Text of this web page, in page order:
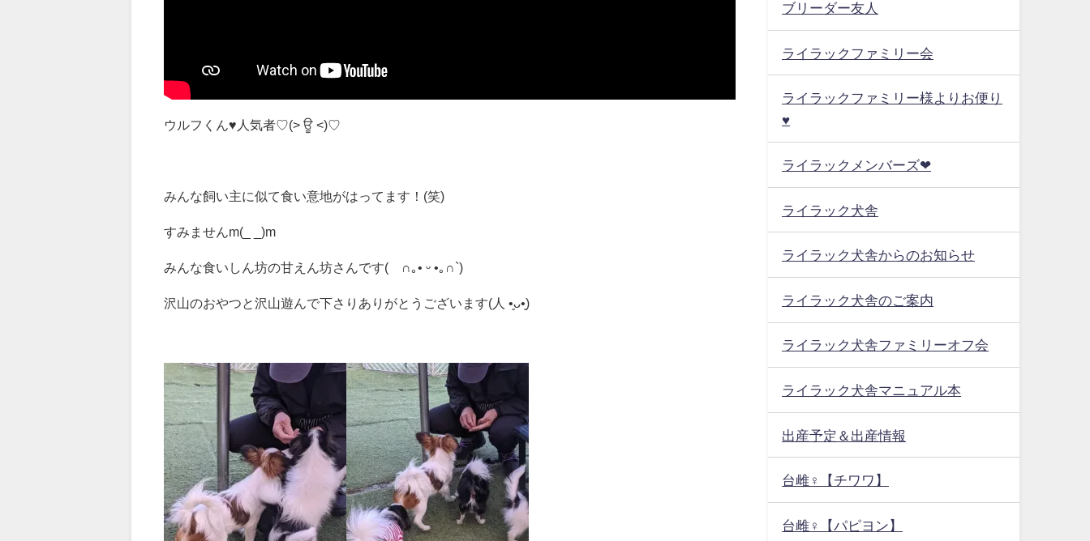
ウルフくん♥人気者♡(> ਊ <)♡
みんな飼い主に似て食い意地がはってます！(笑)
すみませんm(_ _)m
みんな食いしん坊の甘えん坊さんです(´∩｡• ᵕ •｡∩`)
沢山のおやつと沢山遊んで下さりありがとうございます(人 •͈ᴗ•͈)
ブリーダー友人
ライラックファミリー会
ライラックファミリー様よりお便り
♥
ライラックメンバーズ❤
ライラック犬舎
ライラック犬舎からのお知らせ
ライラック犬舎のご案内
ライラック犬舎ファミリーオフ会
ライラック犬舎マニュアル本
出産予定＆出産情報
台雌♀【チワワ】
台雌♀【パピヨン】